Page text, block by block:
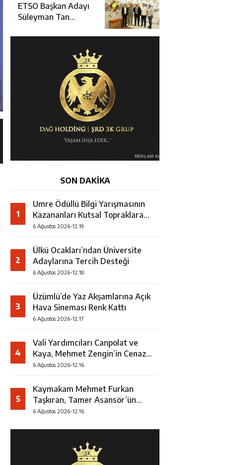
Kursu Öğrencileriyle
Buluştu
ETSO Başkan Adayı
Süleyman Tan
Sürdürüyor
SON DAKİKA
1
Umre Ödüllü Bilgi Yarışmasının
Kazananları Kutsal Topraklara
Uğurlandı
6 Ağustos 2026-12:19
2
Ülkü Ocakları’ndan Üniversite
Adaylarına Tercih Desteği
6 Ağustos 2026-12:18
3
Üzümlü’de Yaz Akşamlarına Açık
Hava Sineması Renk Kattı
6 Ağustos 2026-12:17
4
Vali Yardımcıları Canpolat ve
Kaya, Mehmet Zengin’in Cenaze
Törenine Katıldı
6 Ağustos 2026-12:16
5
Kaymakam Mehmet Furkan
Taşkıran, Tamer Asansör’ün
Açılışına Katıldı
6 Ağustos 2026-12:16